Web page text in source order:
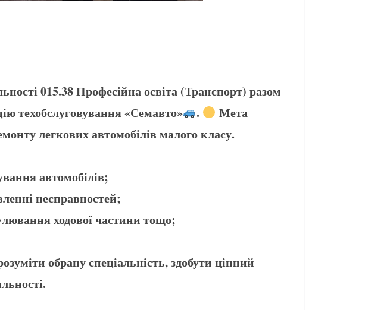
015.38 Професійна освіта (Транспорт) разом
техобслуговування «Семавто»
.
Мета
легкових автомобілів малого класу.
автомобілів;
несправностей;
ходової частини тощо;
обрану спеціальність, здобути цінний